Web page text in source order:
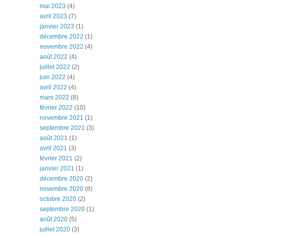
mai 2023 (4)
avril 2023 (7)
janvier 2023 (1)
décembre 2022 (1)
novembre 2022 (4)
août 2022 (4)
juillet 2022 (2)
juin 2022 (4)
avril 2022 (4)
mars 2022 (8)
février 2022 (10)
novembre 2021 (1)
septembre 2021 (3)
août 2021 (1)
avril 2021 (3)
février 2021 (2)
janvier 2021 (1)
décembre 2020 (2)
novembre 2020 (8)
octobre 2020 (2)
septembre 2020 (1)
août 2020 (5)
juillet 2020 (3)